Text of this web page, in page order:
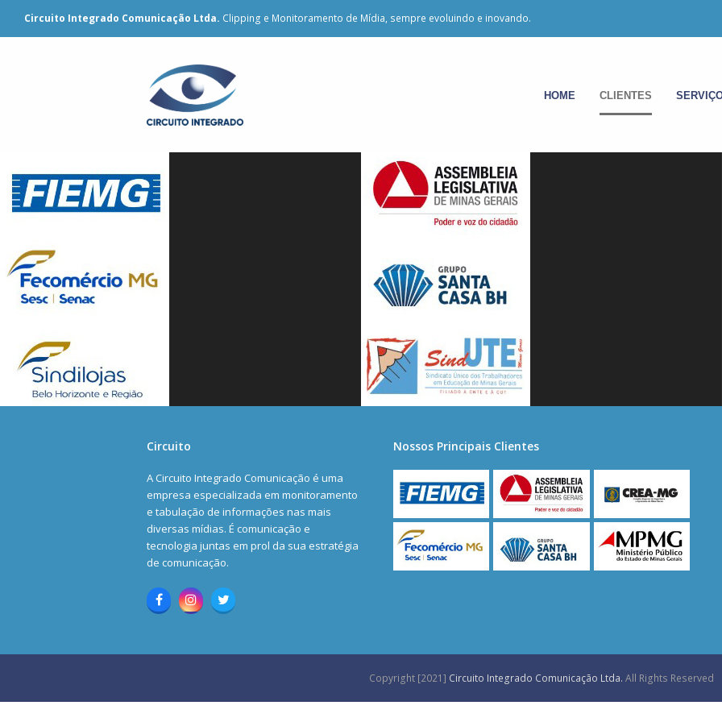
Circuito Integrado Comunicação Ltda. Clipping e Monitoramento de Mídia, sempre evoluindo e inovando.
HOME CLIENTES
Circuito
A Circuito Integrado Comunicação é uma
empresa especializada em monitoramento
e tabulação de informações nas mais
diversas mídias. É comunicação e
tecnologia juntas em prol da sua estratégia
de comunicação.
FacebookInstagram
Twitter
Nossos Principais Clientes
Copyright [2021] Circuito Integrado Comunicação Ltda. All Rights Reserved